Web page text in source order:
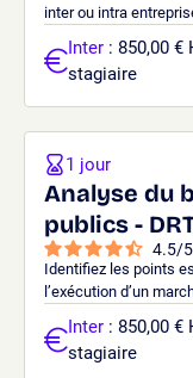
inter ou intra
Inter : 850,00 €
stagiaire
Analyse du
publics -
4.5/5
Identifiez les points
l’exécution d’un
1 jour
Inter : 850,00 €
stagiaire